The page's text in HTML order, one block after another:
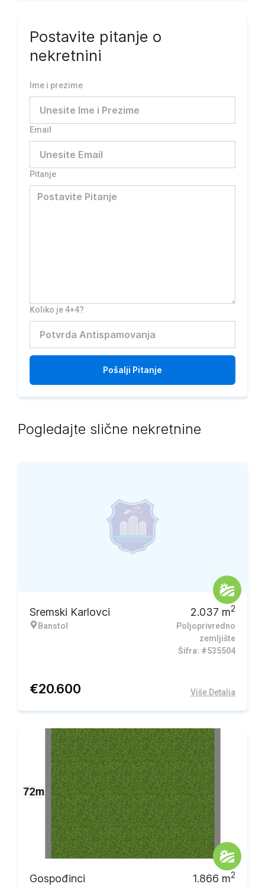
Postavite pitanje o
nekretnini
Ime i prezime
Email
Pitanje
Koliko je 4+4?
Pošalji Pitanje
Pogledajte slične nekretnine
Sremski Karlovci
Banstol
2.037 m2
Poljoprivredno
zemljište
Šifra: #535504
€20.600 Više Detalja
Gospođinci 1.866 m2